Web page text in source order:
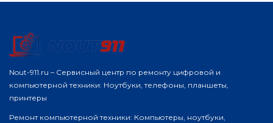
Nout-911.ru – Сервисный центр по ремонту цифровой и
компьютерной техники: Ноутбуки, телефоны, планшеты,
принтеры
Ремонт компьютерной техники: Компьютеры, ноутбуки,